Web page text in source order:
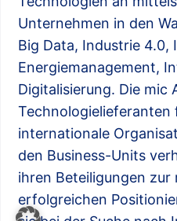
Unternehmen in den
Big Data, Industrie
Energiemanagement,
Digitalisierung. Die mic
Technologielieferanten
internationale
den Business-Units
ihren Beteiligungen zur
erfolgreichen